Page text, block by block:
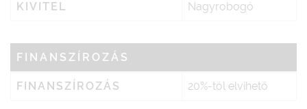
KIVITEL Nagyrobogó
FINANSZÍROZÁS
FINANSZÍROZÁS 20%-tól elvihető